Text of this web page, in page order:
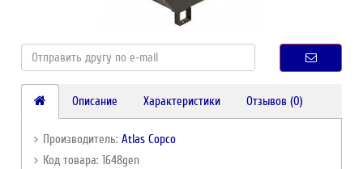
Описание Характеристики Отзывов (0)
Производитель:Atlas Copco
Код товара: 1648gen